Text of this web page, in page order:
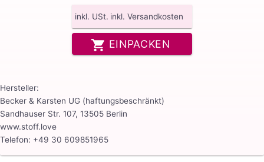
inkl. USt. inkl. Versandkosten
EINPACKEN
Hersteller:
Becker & Karsten UG (haftungsbeschränkt)
Sandhauser Str. 107, 13505 Berlin
www.stoff.love
Telefon: +49 30 609851965